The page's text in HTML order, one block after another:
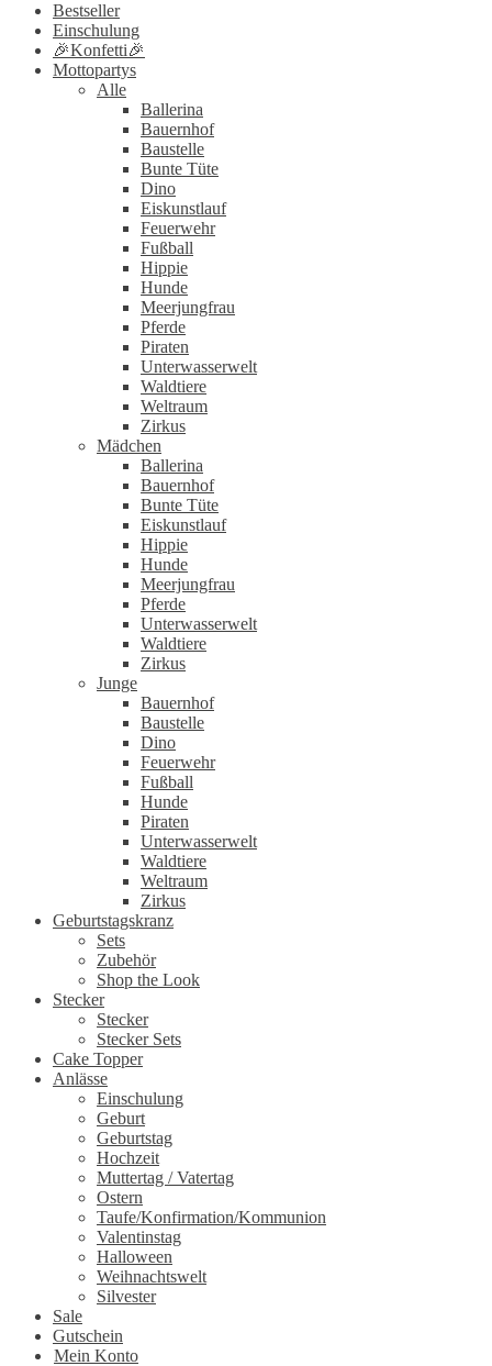
Bestseller
Einschulung
🎉Konfetti🎉
Mottopartys
Alle
Ballerina
Bauernhof
Baustelle
Bunte Tüte
Dino
Eiskunstlauf
Feuerwehr
Fußball
Hippie
Hunde
Meerjungfrau
Pferde
Piraten
Unterwasserwelt
Waldtiere
Weltraum
Zirkus
Mädchen
Ballerina
Bauernhof
Bunte Tüte
Eiskunstlauf
Hippie
Hunde
Meerjungfrau
Pferde
Unterwasserwelt
Waldtiere
Zirkus
Junge
Bauernhof
Baustelle
Dino
Feuerwehr
Fußball
Hunde
Piraten
Unterwasserwelt
Waldtiere
Weltraum
Zirkus
Geburtstagskranz
Sets
Zubehör
Shop the Look
Stecker
Stecker
Stecker Sets
Cake Topper
Anlässe
Einschulung
Geburt
Geburtstag
Hochzeit
Muttertag / Vatertag
Ostern
Taufe/Konfirmation/Kommunion
Valentinstag
Halloween
Weihnachtswelt
Silvester
Sale
Gutschein
Mein Konto